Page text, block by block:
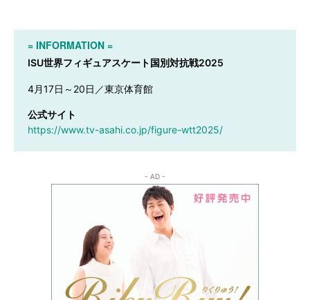
= INFORMATION =
ISU世界フィギュアスケート国別対抗戦2025
4月17日～20日／東京体育館
公式サイト
https://www.tv-asahi.co.jp/figure-wtt2025/
- AD -